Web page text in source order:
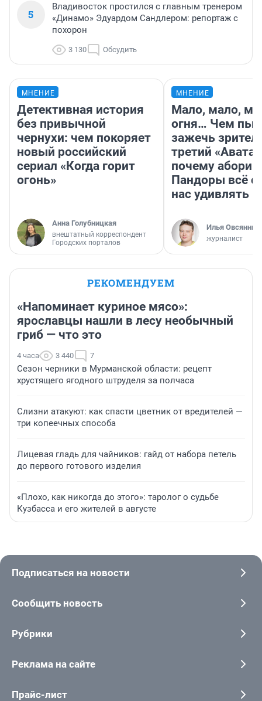
5
Владивосток простился с главным тренером
«Динамо» Эдуардом Сандлером: репортаж с
похорон
3 130 Обсудить
МНЕНИЕ
Детективная история
без привычной
чернухи: чем покоряет
новый российский
сериал «Когда горит
огонь»
Анна Голубницкая
внештатный корреспондент
Городских порталов
МНЕНИЕ
Мало, мало,
огня… Чем
зажечь
третий
почему
Пандоры всё
нас удивлять
Илья
журналист
РЕКОМЕНДУЕМ
«Напоминает куриное мясо»:
ярославцы нашли в лесу необычный
гриб — что это
4 часа 3 440 7
Сезон черники в Мурманской области: рецепт
хрустящего ягодного штруделя за полчаса
Слизни атакуют: как спасти цветник от вредителей —
три копеечных способа
Лицевая гладь для чайников: гайд от набора петель
до первого готового изделия
«Плохо, как никогда до этого»: таролог о судьбе
Кузбасса и его жителей в августе
Подписаться на новости
Сообщить новость
Рубрики
Реклама на сайте
Прайс-лист